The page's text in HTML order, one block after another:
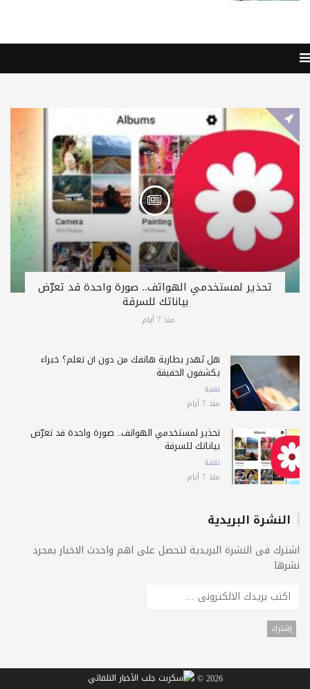
تحذير لمستخدمي الهواتف.. صورة واحدة قد تعرّض
بياناتك للسرقة
منذ 7 أيام
هل تُهدر بطارية هاتفك من دون أن تعلم؟ خبراء
يكشفون الحقيقة
تقنية
منذ 7 أيام
تحذير لمستخدمي الهواتف.. صورة واحدة قد تعرّض
بياناتك للسرقة
تقنية
منذ 7 أيام
النشرة البريدية
اشترك فى النشرة البريدية لتحصل على اهم واحدث الاخبار بمجرد
نشرها
2026 ©